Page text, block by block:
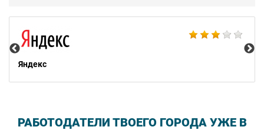
Яндекс
РАБОТОДАТЕЛИ ТВОЕГО ГОРОДА УЖЕ В